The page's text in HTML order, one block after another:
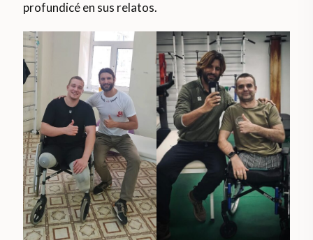
profundicé en sus relatos.